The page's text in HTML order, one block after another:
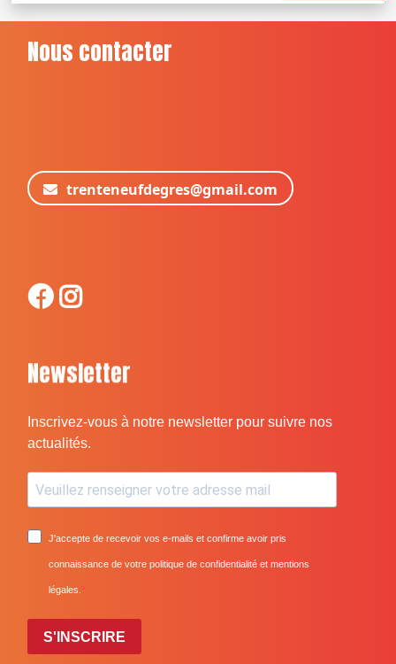
Nous contacter
trenteneufdegres@gmail.com
Newsletter
Inscrivez-vous à notre newsletter pour suivre nos
actualités.
J'accepte de recevoir vos e-mails et confirme avoir pris
connaissance de votre politique de confidentialité et mentions
légales.
S'INSCRIRE